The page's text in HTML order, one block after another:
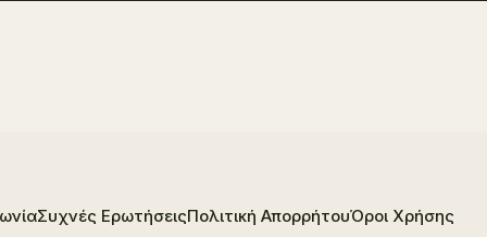
Συχνές ΕρωτήσειςΠολιτική ΑπορρήτουΌροι Χρήσης